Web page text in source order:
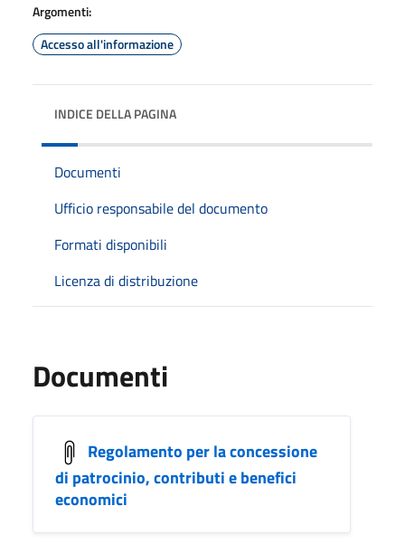
Argomenti:
Accesso all'informazione
INDICE DELLA PAGINA
Documenti
Ufficio responsabile del documento
Formati disponibili
Licenza di distribuzione
Documenti
Regolamento per la concessione
di patrocinio, contributi e benefici
economici